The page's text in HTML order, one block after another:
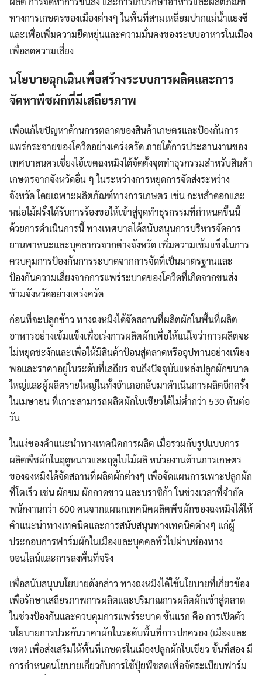
ทางการเกษตรของเมืองต่างๆ ในพื้นที่สามเหลี่ยมปากแม่น้ำแยงซี
และเพื่อเพิ่มความยืดหยุ่นและความมั่นคงของระบบอาหารในเมือง
เพื่อลดความเสี่ยง
นโยบายฉุกเฉินเพื่อสร้างระบบการผลิตและการ
จัดหาพืชผักที่มีเสถียรภาพ
เพื่อแก้ไขปัญหาด้านการตลาดของสินค้าเกษตรและป้องกันการ
แพร่กระจายของโควิดอย่างเคร่งครัด ภายใต้การประสานงานของ
เทศบาลนครเซี่ยงไฮ้เขตฉงหมิงได้จัดตั้งจุดทำธุรกรรมสำหรับสินค้า
เกษตรจากจังหวัดอื่น ๆ ในระหว่างการหยุดการจัดส่งระหว่าง
จังหวัด โดยเฉพาะผลิตภัณฑ์ทางการเกษตร เช่น กะหล่ำดอกและ
หน่อไม้ฝรั่งได้รับการร้องขอให้เข้าสู่จุดทำธุรกรรมที่กำหนดขึ้นนี้
ด้วยการดำเนินการนี้ ทางเทศบาลได้สนับสนุนการบริหารจัดการ
ยานพาหนะและบุคลากรจากต่างจังหวัด เพิ่มความเข้มแข็งในการ
ควบคุมการป้องกันการระบาดจากการจัดที่เป็นมาตรฐานและ
ป้องกันความเสี่ยงจากการแพร่ระบาดของโควิดที่เกิดจากขนส่ง
ข้ามจังหวัดอย่างเคร่งครัด
ก่อนที่จะปลูกข้าว ทางฉงหมิงได้จัดสถานที่ผลิตผักในพื้นที่ผลิต
อาหารอย่างเข้มแข็งเพื่อเร่งการผลิตผักเพื่อให้แน่ใจว่าการผลิตจะ
ไม่หยุดชะงักและเพื่อให้มีสินค้าป้อนสู่ตลาดหรืออุปทานอย่างเพียง
พอและราคาอยู่ในระดับที่เสถียร จนถึงปัจจุบันแหล่งปลูกผักขนาด
ใหญ่และผู้ผลิตรายใหญ่ในทั้งอำเภอกลับมาดำเนินการผลิตอีกครั้ง
ในเมษายน ที่เกาะสามารถผลิตผักใบเขียวได้ไม่ต่ำกว่า 530 ตันต่อ
วัน
ในแง่ของคำแนะนำทางเทคนิคการผลิต เมื่อรวมกับรูปแบบการ
ผลิตพืชผักในฤดูหนาวและฤดูใบไม้ผลิ หน่วยงานด้านการเกษตร
ของฉงหมิงได้จัดสถานที่ผลิตผักต่างๆ เพื่อจัดแผนการเพาะปลูกผัก
ที่โตเร็ว เช่น ผักขม ผักกาดขาว และบราซิก้า ในช่วงเวลาที่จำกัด
พนักงานกว่า 600 คนจากแผนกเทคนิคผลิตพืชผักของฉงหมิงได้ให้
คำแนะนำทางเทคนิคและการสนับสนุนทางเทคนิคต่างๆ แก่ผู้
ประกอบการฟาร์มผักในเมืองและบุคคลทั่วไปผ่านช่องทาง
ออนไลน์และการลงพื้นที่จริง
เพื่อสนับสนุนนโยบายดังกล่าว ทางฉงหมิงได้ใช้นโยบายที่เกี่ยวข้อง
เพื่อรักษาเสถียรภาพการผลิตและปริมาณการผลิตผักเข้าสู่ตลาด
ในช่วงป้องกันและควบคุมการแพร่ระบาด ขั้นแรก คือ การเปิดตัว
นโยบายการประกันราคาผักในระดับพื้นที่การปกครอง (เมืองและ
เขต) เพื่อส่งเสริมให้พื้นที่เกษตรในเมืองปลูกผักใบเขียว ขั้นที่สอง มี
การกำหนดนโยบายเกี่ยวกับการใช้ปุ๋ยพืชสดเพื่อจัดระเบียบฟาร์ม